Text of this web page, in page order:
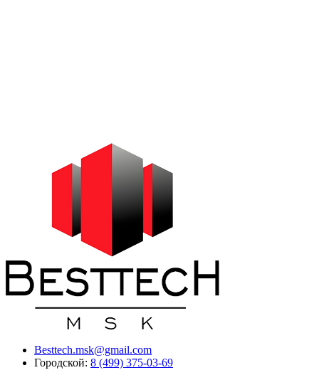
Besttech.msk@gmail.com
Городской: 8 (499) 375-03-69